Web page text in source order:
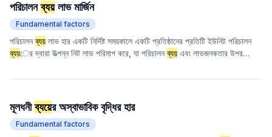
পরিচালনব্যয়লাভ মার্জিন
Fundamental factors
পরিচালনব্যয় লাভ হার একটি নির্দিষ্ট সময়কালে একটি প্রতিষ্ঠানের প্রতিটি ইউনিট পরিচালন
ব্যয়ের দ্বারা উত্পন্ন নিট লাভ পরিমাপ করে, যা পরিচালনব্যয় এবং লাভজনকতার উপর
প্রেক্ষাপটে প্রতিষ্ঠানের লাভ তৈরির ক্ষমতা তত বেশি এবং সামগ্রিক পরিচালন দক্ষতা তত ভাল।
তুলনামূলকভাবে স্থিতিশীল
ব্যয় ের কাঠামোযুক্ত শিল্পগুলি বিশ্লেষণের জন্য।
মূলধনীব্যয়ের অস্বাভাবিক বৃদ্ধির হার
Fundamental factors